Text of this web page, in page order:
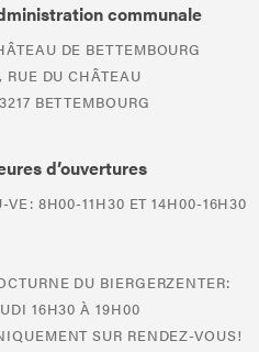
communale
DE BETTEMBOURG
RUE DU CHÂTEAU
BETTEMBOURG
d’ouvertures
VE: 8H00-11H30 ET 14H00-16H30
DU BIERGERZENTER:
16H30 À 19H00
SUR RENDEZ-VOUS!